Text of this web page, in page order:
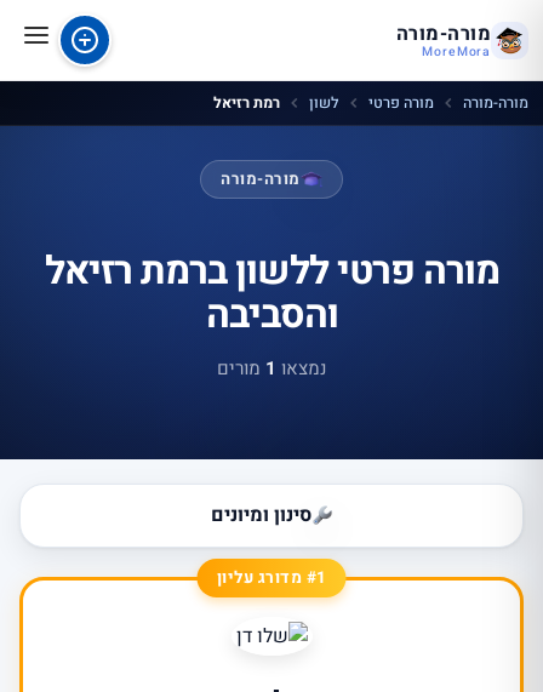
מורה-מורה
MoreMora
מורה-מורה מורה פרטי לשון רמת רזיאל
מורה-מורה
מורה פרטי ללשון ברמת רזיאל
והסביבה
נמצאו 1 מורים
סינון ומיונים
#1 מדורג עליון